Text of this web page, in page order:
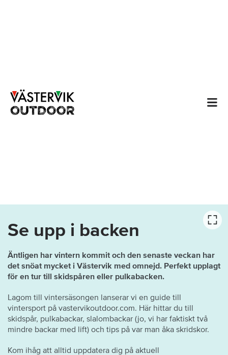
Se upp i backen
Äntligen har vintern kommit och den senaste veckan har
det snöat mycket i Västervik med omnejd. Perfekt upplagt
för en tur till skidspåren eller pulkabacken.
Lagom till vintersäsongen lanserar vi en guide till
vintersport på vastervikoutdoor.com. Här hittar du till
skidspår, pulkabackar, slalombackar (jo, vi har faktiskt två
mindre backar med lift) och tips på var man åka skridskor.
Kom ihåg att alltid uppdatera dig på aktuell